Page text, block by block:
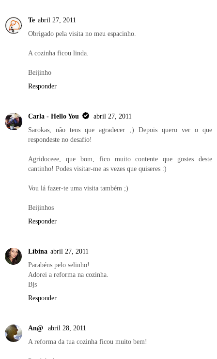
Te abril 27, 2011
Obrigado pela visita no meu espacinho.
A cozinha ficou linda.
Beijinho
Responder
Carla - Hello You
abril 27, 2011
Sarokas, não tens que agradecer ;) Depois quero ver o que
respondeste no desafio!
Agridoceee, que bom, fico muito contente que gostes deste
cantinho! Podes visitar-me as vezes que quiseres :)
Vou lá fazer-te uma visita também ;)
Beijinhos
Responder
Líbina abril 27, 2011
Parabéns pelo selinho!
Adorei a reforma na cozinha.
Bjs
Responder
An@
abril 28, 2011
A reforma da tua cozinha ficou muito bem!